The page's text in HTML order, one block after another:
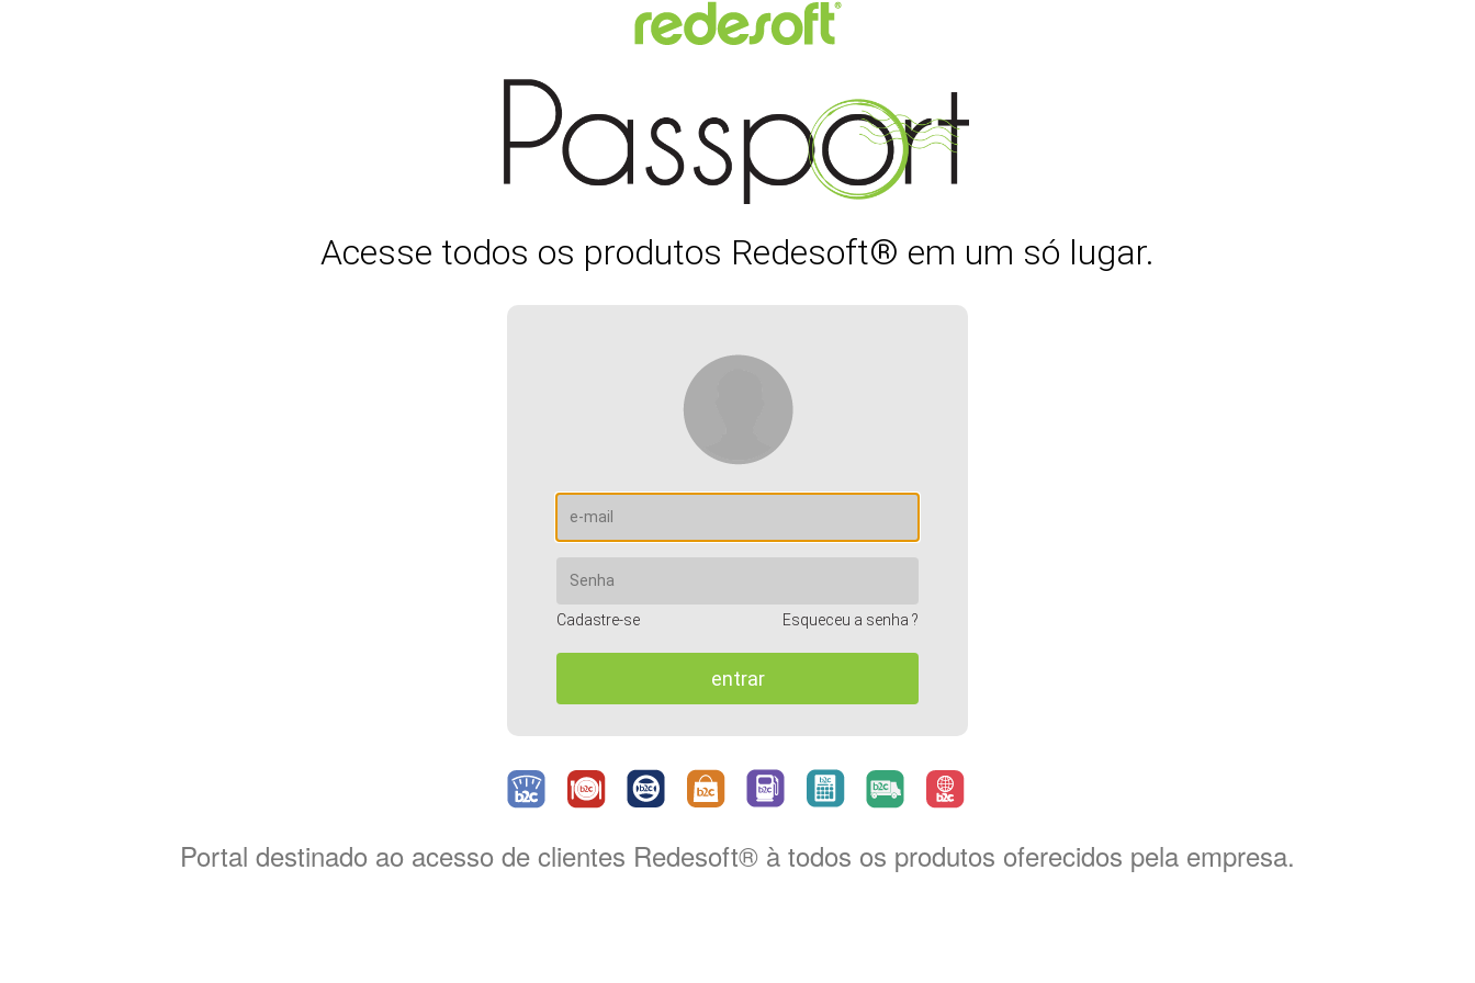
Acesse todos os produtos Redesoft® em um só lugar.
Cadastre-se Esqueceu a senha ?
Portal destinado ao acesso de clientes Redesoft® à todos os produtos oferecidos pela empresa.